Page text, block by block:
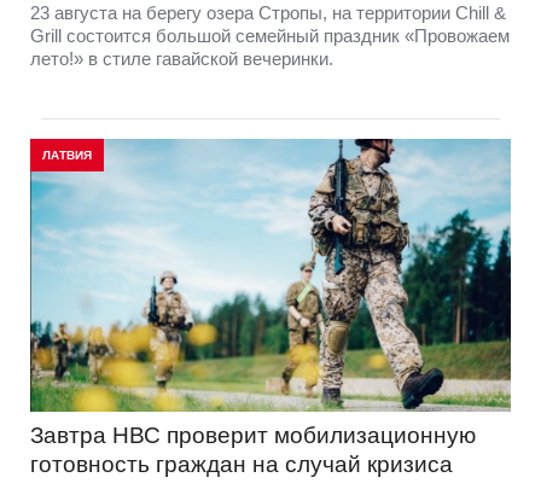
23 августа на берегу озера Стропы, на территории Chill &
Grill состоится большой семейный праздник «Провожаем
лето!» в стиле гавайской вечеринки.
ЛАТВИЯ
Завтра НВС проверит мобилизационную
готовность граждан на случай кризиса